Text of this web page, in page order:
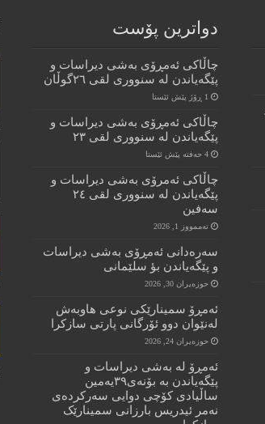
دواترین پۆست
چاڵاکى ئەمڕۆى بەشى دیراسات و
پێگەیاندن لە سنوورى لقى ٢٦گوڵان
1 ڕۆژ پێش ئێستا
چاڵاکى ئەمڕۆى بەشى دیراسات و
پێگەیاندن لە سنوورى لقى ٢٣
4 حەفتە پێش ئێستا
چاڵاکى ئەمرۆى بەشى دیراسات و
پێگەیاندن لە سنوورى لقى ٢٤
سەفین
تەممووز 1, 2026
سەرەدانى ئەمڕۆى بەشى دیراسات
و پێگەیاندن بؤ سلێمانى
حوزه‌یران 30, 2026
ئەمڕۆ سمینارێکى نوعى هاوبەش
لەنێوان دوو ئۆرگانى پارتى سازکرا
حوزه‌یران 24, 2026
ئەمڕۆ لە بەشى دیراسات و
پێگەیاندن بە بۆنەى٣٩یەمین
ساڵیادى کۆچى دوایی سەرکردەى
نەمر ئیدریس بارزانى سمینارێک